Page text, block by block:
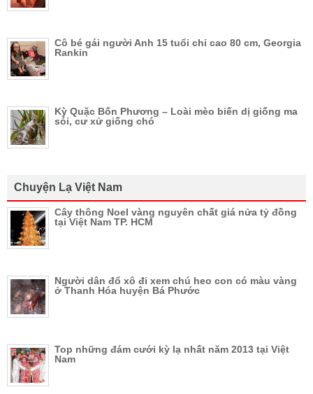
Cô bé gái người Anh 15 tuổi chỉ cao 80 cm, Georgia
Rankin
Kỳ Quặc Bốn Phương – Loài mèo biến dị giống ma
sói, cư xử giống chó
Chuyện Lạ Việt Nam
Cây thông Noel vàng nguyên chất giá nửa tỷ đồng
tại Việt Nam TP. HCM
Người dân đổ xô đi xem chú heo con có màu vàng
ở Thanh Hóa huyện Bá Phước
Top những đám cưới kỳ lạ nhất năm 2013 tại Việt
Nam